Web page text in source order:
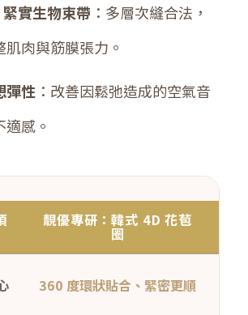
實生物束帶 ：多層次縫合法，
肌肉與筋膜張力。
彈性 ：改善因鬆弛造成的空氣音
感。
靚優專研：韓式 4D 花苞
圈
360 度環狀貼合、緊密更順